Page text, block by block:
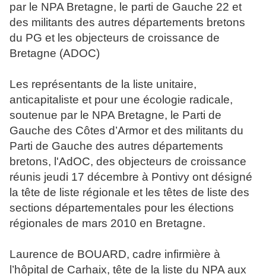
par le NPA Bretagne, le parti de Gauche 22 et
des militants des autres départements bretons
du PG et les objecteurs de croissance de
Bretagne (ADOC)
Les représentants de la liste unitaire,
anticapitaliste et pour une écologie radicale,
soutenue par le NPA Bretagne, le Parti de
Gauche des Côtes d’Armor et des militants du
Parti de Gauche des autres départements
bretons, l'AdOC, des objecteurs de croissance
réunis jeudi 17 décembre à Pontivy ont désigné
la tête de liste régionale et les têtes de liste des
sections départementales pour les élections
régionales de mars 2010 en Bretagne.
Laurence de BOUARD, cadre infirmière à
l’hôpital de Carhaix, tête de la liste du NPA aux